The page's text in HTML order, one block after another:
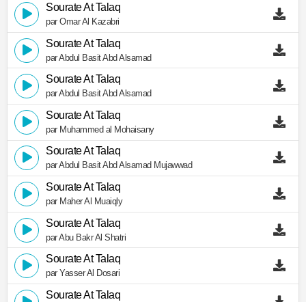
Sourate At Talaq
par Omar Al Kazabri
Sourate At Talaq
par Abdul Basit Abd Alsamad
Sourate At Talaq
par Abdul Basit Abd Alsamad
Sourate At Talaq
par Muhammed al Mohaisany
Sourate At Talaq
par Abdul Basit Abd Alsamad Mujawwad
Sourate At Talaq
par Maher Al Muaiqly
Sourate At Talaq
par Abu Bakr Al Shatri
Sourate At Talaq
par Yasser Al Dosari
Sourate At Talaq